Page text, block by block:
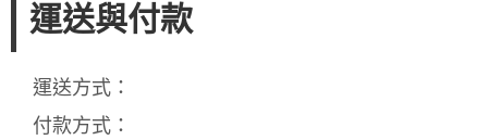
運送與付款
運送方式：
付款方式：